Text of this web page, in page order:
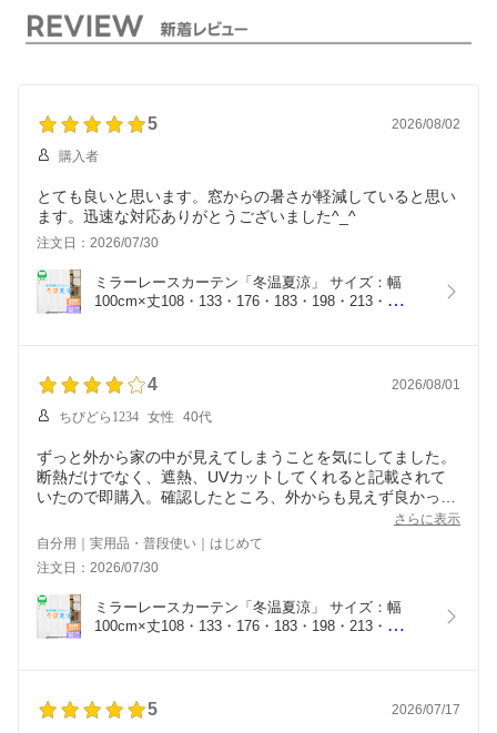
5 2026/08/02
購入者
とても良いと思います。窓からの暑さが軽減していると思い
ます。迅速な対応ありがとうございました^_^
注文日：2026/07/30
ミラーレースカーテン「冬温夏涼」 サイズ：幅
100cm×丈108・133・176・183・198・213・
4 2026/08/01
ちびどら1234 女性 40代
ずっと外から家の中が見えてしまうことを気にしてました。
断熱だけでなく、遮熱、UVカットしてくれると記載されて
いたので即購入。確認したところ、外からも見えず良かった
さらに表示
自分用｜実用品・普段使い｜はじめて
注文日：2026/07/30
ミラーレースカーテン「冬温夏涼」 サイズ：幅
100cm×丈108・133・176・183・198・213・
5 2026/07/17